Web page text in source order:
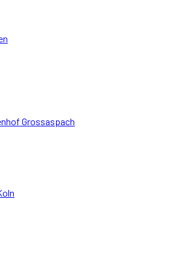
Grossaspach